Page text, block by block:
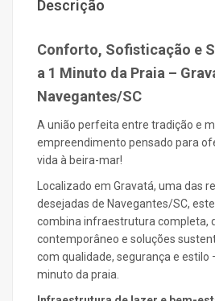
Descrição
Conforto, Sofisticação e
a 1 Minuto da Praia –
Navegantes/SC
A união perfeita entre tradição e
empreendimento pensado para
vida à beira-mar!
Localizado em Gravatá, uma das
desejadas de Navegantes/SC,
combina infraestrutura completa,
contemporâneo e soluções
com qualidade, segurança e estilo
minuto da praia.